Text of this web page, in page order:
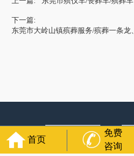
下一篇:
东莞市大岭山镇殡葬服务/殡葬一条龙
首页
免费
咨询